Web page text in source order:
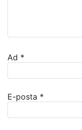
Ad *
E-posta *